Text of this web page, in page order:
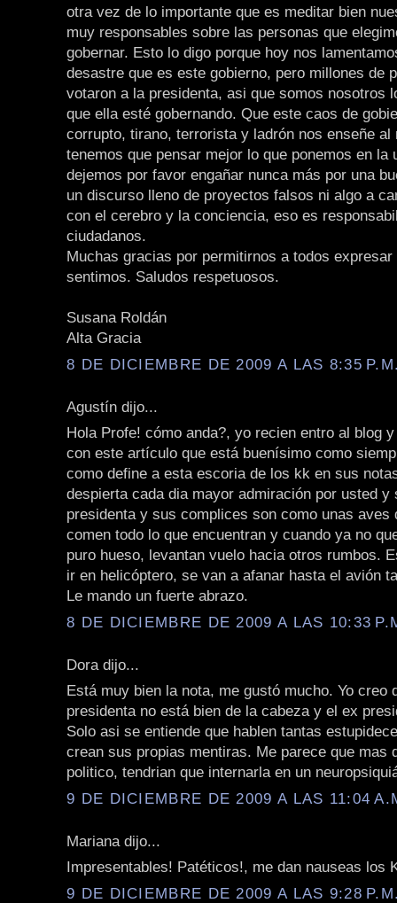
otra vez de lo importante que es meditar bien
muy responsables sobre las personas que
gobernar. Esto lo digo porque hoy nos
desastre que es este gobierno, pero millones de
votaron a la presidenta, asi que somos nosotros
que ella esté gobernando. Que este caos de
corrupto, tirano, terrorista y ladrón nos enseñe al
tenemos que pensar mejor lo que ponemos en la
dejemos por favor engañar nunca más por una
un discurso lleno de proyectos falsos ni algo a
con el cerebro y la conciencia, eso es
ciudadanos.
Muchas gracias por permitirnos a todos expresar
sentimos. Saludos respetuosos.
Susana Roldán
Alta Gracia
8 DE DICIEMBRE DE 2009 A LAS 8:35
Agustín dijo...
Hola Profe! cómo anda?, yo recien entro al blog
con este artículo que está buenísimo como
como define a esta escoria de los kk en sus
despierta cada dia mayor admiración por usted y
presidenta y sus complices son como unas aves
comen todo lo que encuentran y cuando ya no
puro hueso, levantan vuelo hacia otros rumbos.
ir en helicóptero, se van a afanar hasta el avión
Le mando un fuerte abrazo.
8 DE DICIEMBRE DE 2009 A LAS 10:33
Dora dijo...
Está muy bien la nota, me gustó mucho. Yo creo
presidenta no está bien de la cabeza y el ex
Solo asi se entiende que hablen tantas
crean sus propias mentiras. Me parece que mas
politico, tendrian que internarla en un
9 DE DICIEMBRE DE 2009 A LAS 11:04
Mariana dijo...
Impresentables! Patéticos!, me dan nauseas los
9 DE DICIEMBRE DE 2009 A LAS 9:28